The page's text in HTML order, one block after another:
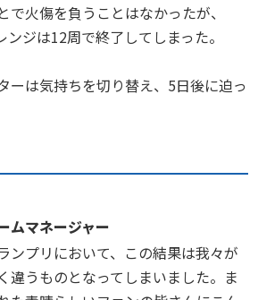
で火傷を負うことはなかったが、
ジは12周で終了してしまった。
ーは気持ちを切り替え、5日後に迫っ
ムマネージャー
ンプリにおいて、この結果は我々が
違うものとなってしまいました。ま